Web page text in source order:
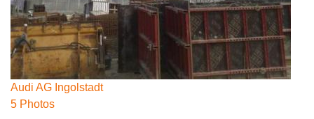
Audi AG Ingolstadt
5 Photos